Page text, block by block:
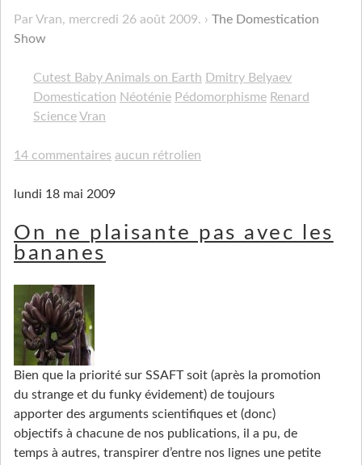
Par Vran, mercredi 26 août 2009.
The Domestication
Show
Cutest Baby Animals on Earth Dmitry Belyaev
Domestication Néoténie Pédomorphisme Renard
ScienceVran
14 commentaires aucun rétrolien
lundi 18 mai 2009
On ne plaisante pas avec les
bananes
Bien que la priorité sur SSAFT soit (après la promotion
du strange et du funky évidement) de toujours
apporter des arguments scientifiques et (donc)
objectifs à chacune de nos publications, il a pu, de
temps à autres, transpirer d’entre nos lignes une petite